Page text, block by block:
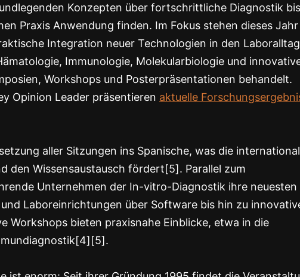
Konzepten über fortschrittliche Diagnostik
Praxis Anwendung finden. Im Fokus stehen dieses Jahr
Integration neuer Technologien in den
Immunologie, Molekularbiologie und
Workshops und Posterpräsentationen behandelt.
Opinion Leader präsentieren aktuelle
aller Sitzungen ins Spanische, was die
den Wissensaustausch fördert[5]. Parallel zum
Unternehmen der In-vitro-Diagnostik ihre neuesten
Laboreinrichtungen über Software bis hin zu
Workshops bieten praxisnahe Einblicke, etwa in die